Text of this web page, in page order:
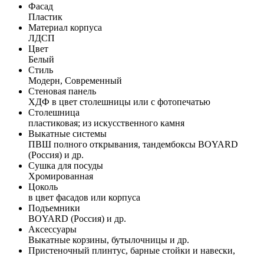
Фасад
Пластик
Материал корпуса
ЛДСП
Цвет
Белый
Стиль
Модерн, Современный
Стеновая панель
ХДФ в цвет столешницы или с фотопечатью
Столешница
пластиковая; из искусственного камня
Выкатные системы
ПВШ полного открывания, тандембоксы BOYARD
(Россия) и др.
Сушка для посуды
Хромированная
Цоколь
в цвет фасадов или корпуса
Подъемники
BOYARD (Россия) и др.
Аксессуары
Выкатные корзины, бутылочницы и др.
Пристеночный плинтус, барные стойки и навески,